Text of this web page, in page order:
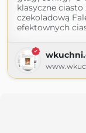
klasyczne
czekoladową
efektownych